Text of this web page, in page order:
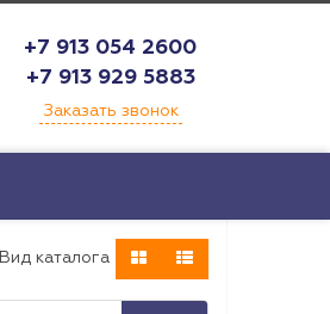
+7 913 054 2600
+7 913 929 5883
Заказать звонок
Bид каталога